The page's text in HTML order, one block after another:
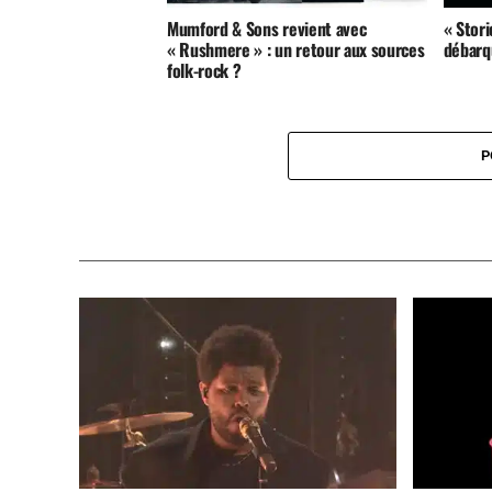
Mumford & Sons revient avec
« Rushmere » : un retour aux sources
folk-rock ?
«